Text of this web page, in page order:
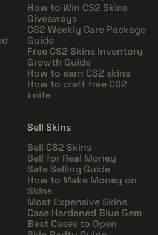
How to Win CS2 Skins
Giveaways
CS2 Weekly Care Package
Guide
Free CS2 Skins Inventory
Growth Guide
How to earn CS2 skins
How to craft free CS2
knife
Sell Skins
Sell CS2 Skins
Sell for Real Money
Safe Selling Guide
How to Make Money on
Skins
Most Expensive Skins
Case Hardened Blue Gem
Best Cases to Open